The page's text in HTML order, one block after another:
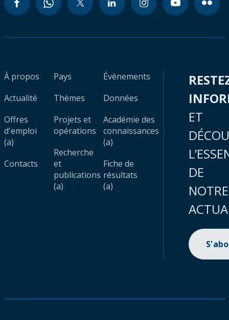
À propos
Actualité
Offres
d'emploi
(a)
Contacts
Pays
Thèmes
Projets et
opérations
Recherche
et
publications
(a)
Évènements
Données
Académie des
connaissances
(a)
Fiche de
résultats
(a)
ET
DE
NOTRE